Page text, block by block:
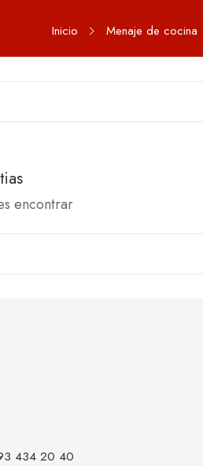
Inicio Menaje de cocina
encontrar
434 20 40